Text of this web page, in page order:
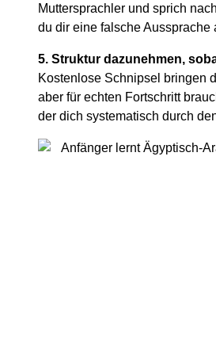
Muttersprachler und sprich
du dir eine falsche Aussprache
5. Struktur dazunehmen,
Kostenlose Schnipsel bringen
aber für echten Fortschritt
der dich systematisch durch